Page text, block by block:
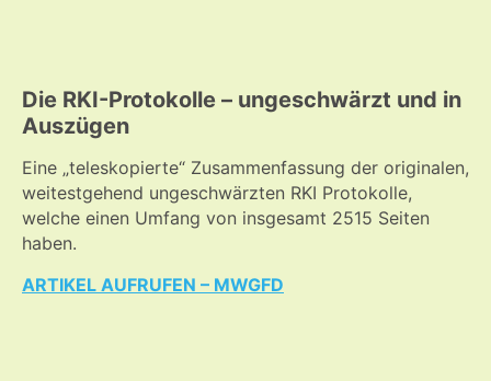
Die RKI-Protokolle – ungeschwärzt und in
Auszügen
Eine „teleskopierte“ Zusammenfassung der originalen,
weitestgehend ungeschwärzten RKI Protokolle,
welche einen Umfang von insgesamt 2515 Seiten
haben.
ARTIKEL AUFRUFEN – MWGFD